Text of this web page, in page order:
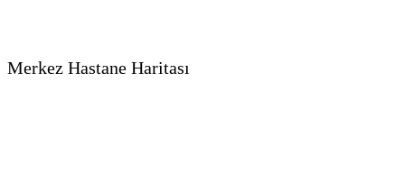
Merkez Hastane Haritası